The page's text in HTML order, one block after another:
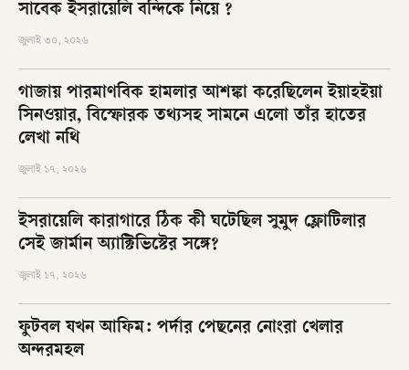
সাবেক ইসরায়েলি বন্দিকে নিয়ে ?
জুলাই ৩০, ২০২৬
গাজায় পারমাণবিক হামলার আশঙ্কা করেছিলেন ইয়াহইয়া
সিনওয়ার, বিস্ফোরক তথ্যসহ সামনে এলো তাঁর হাতের
লেখা নথি
জুলাই ১৭, ২০২৬
ইসরায়েলি কারাগারে ঠিক কী ঘটেছিল সুমুদ ফ্লোটিলার
সেই জার্মান অ্যাক্টিভিস্টের সঙ্গে?
জুলাই ১৭, ২০২৬
ফুটবল যখন আফিম: পর্দার পেছনের নোংরা খেলার
অন্দরমহল